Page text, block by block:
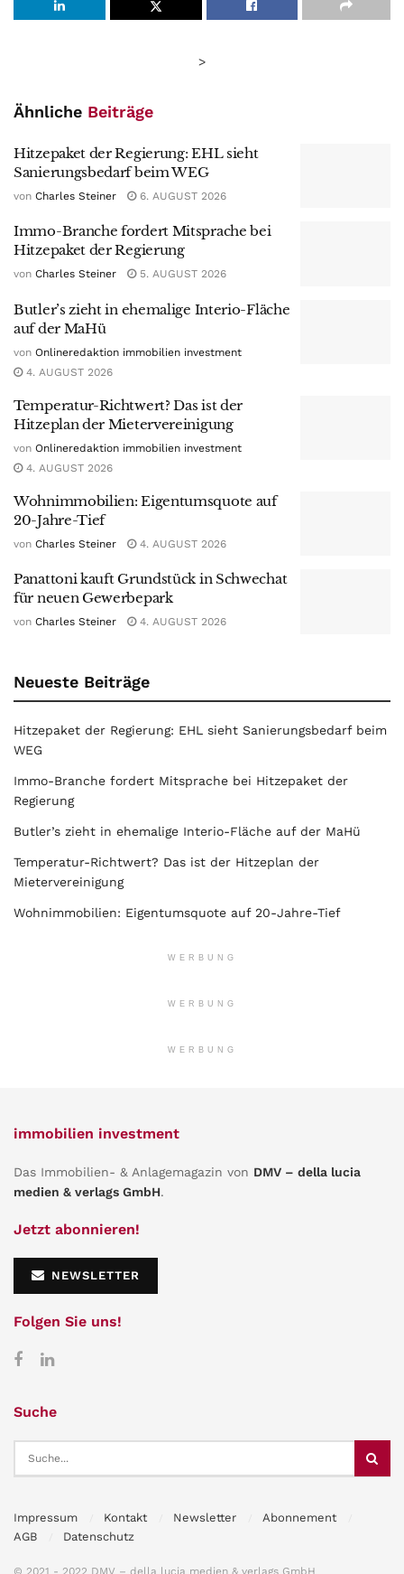
>
Ähnliche Beiträge
Hitzepaket der Regierung: EHL sieht
Sanierungsbedarf beim WEG
von Charles Steiner 6. AUGUST 2026
Immo-Branche fordert Mitsprache bei
Hitzepaket der Regierung
von Charles Steiner 5. AUGUST 2026
Butler’s zieht in ehemalige Interio-Fläche
auf der MaHü
von Onlineredaktion immobilien investment
4. AUGUST 2026
Temperatur-Richtwert? Das ist der
Hitzeplan der Mietervereinigung
von Onlineredaktion immobilien investment
4. AUGUST 2026
Wohnimmobilien: Eigentumsquote auf
20-Jahre-Tief
von Charles Steiner 4. AUGUST 2026
Panattoni kauft Grundstück in Schwechat
für neuen Gewerbepark
von Charles Steiner 4. AUGUST 2026
Neueste Beiträge
Hitzepaket der Regierung: EHL sieht Sanierungsbedarf beim
WEG
Immo-Branche fordert Mitsprache bei Hitzepaket der
Regierung
Butler’s zieht in ehemalige Interio-Fläche auf der MaHü
Temperatur-Richtwert? Das ist der Hitzeplan der
Mietervereinigung
Wohnimmobilien: Eigentumsquote auf 20-Jahre-Tief
WERBUNG
WERBUNG
WERBUNG
immobilien investment
Das Immobilien- & Anlagemagazin von DMV – della lucia
medien & verlags GmbH.
Jetzt abonnieren!
NEWSLETTER
Folgen Sie uns!
Suche
Impressum Kontakt Newsletter
Abonnement
AGB
Datenschutz